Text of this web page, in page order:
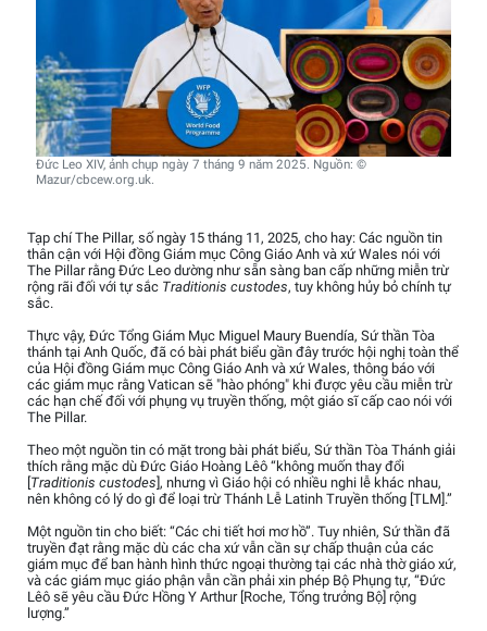
Đức Leo XIV, ảnh chụp ngày 7 tháng 9 năm 2025. Nguồn: ©
Mazur/cbcew.org.uk.
Tạp chí The Pillar, số ngày 15 tháng 11, 2025, cho hay: Các nguồn tin
thân cận với Hội đồng Giám mục Công Giáo Anh và xứ Wales nói với
The Pillar rằng Đức Leo dường như sẵn sàng ban cấp những miễn trừ
rộng rãi đối với tự sắc Traditionis custodes, tuy không hủy bỏ chính tự
sắc.
Thực vậy, Đức Tổng Giám Mục Miguel Maury Buendía, Sứ thần Tòa
thánh tại Anh Quốc, đã có bài phát biểu gần đây trước hội nghị toàn thể
của Hội đồng Giám mục Công Giáo Anh và xứ Wales, thông báo với
các giám mục rằng Vatican sẽ "hào phóng" khi được yêu cầu miễn trừ
các hạn chế đối với phụng vụ truyền thống, một giáo sĩ cấp cao nói với
The Pillar.
Theo một nguồn tin có mặt trong bài phát biểu, Sứ thần Tòa Thánh giải
thích rằng mặc dù Đức Giáo Hoàng Lêô “không muốn thay đổi
[Traditionis custodes], nhưng vì Giáo hội có nhiều nghi lễ khác nhau,
nên không có lý do gì để loại trừ Thánh Lễ Latinh Truyền thống [TLM].”
Một nguồn tin cho biết: “Các chi tiết hơi mơ hồ”. Tuy nhiên, Sứ thần đã
truyền đạt rằng mặc dù các cha xứ vẫn cần sự chấp thuận của các
giám mục để ban hành hình thức ngoại thường tại các nhà thờ giáo xứ,
và các giám mục giáo phận vẫn cần phải xin phép Bộ Phụng tự, “Đức
Lêô sẽ yêu cầu Đức Hồng Y Arthur [Roche, Tổng trưởng Bộ] rộng
lượng.”